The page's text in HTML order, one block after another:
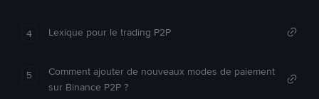
4 Lexique pour le trading P2P
5
Comment ajouter de nouveaux modes de paiement
sur Binance P2P ?